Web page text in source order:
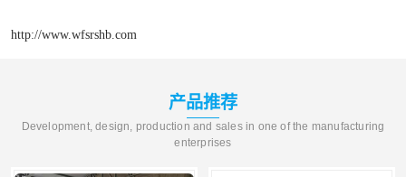
http://www.wfsrshb.com
产品推荐
Development, design, production and sales in one of the manufacturing
enterprises